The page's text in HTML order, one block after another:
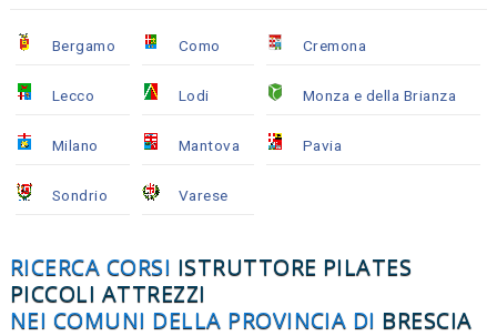
Bergamo Como Cremona
Lecco Lodi Monza e della Brianza
Milano Mantova Pavia
Sondrio Varese
RICERCA CORSI ISTRUTTORE PILATES
PICCOLI ATTREZZI
NEI COMUNI DELLA PROVINCIA DI BRESCIA